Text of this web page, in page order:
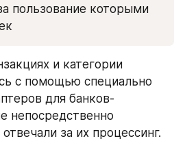
пользование которыми
и категории
с помощью специально
для банков-
непосредственно
за их процессинг.